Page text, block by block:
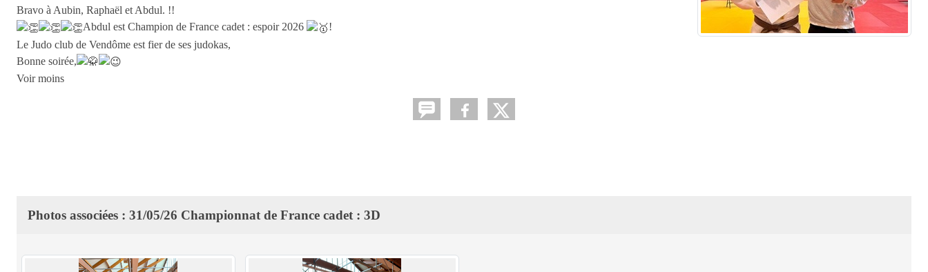
Bravo à Aubin, Raphaël et Abdul. !!
Abdul est Champion de France cadet : espoir 2026
!
Le Judo club de Vendôme est fier de ses judokas,
Bonne soirée,
Voir moins
Photos associées : 31/05/26 Championnat de France cadet : 3D